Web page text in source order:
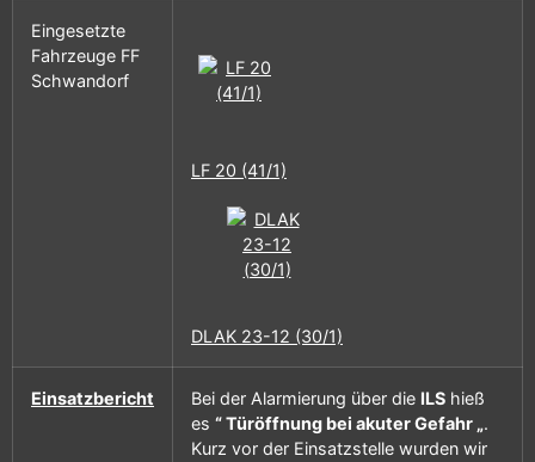
Eingesetzte
Fahrzeuge FF
Schwandorf
LF 20 (41/1)
DLAK 23-12 (30/1)
Einsatzbericht Bei der Alarmierung über die ILS hieß
es “ Türöffnung bei akuter Gefahr „.
Kurz vor der Einsatzstelle wurden wir